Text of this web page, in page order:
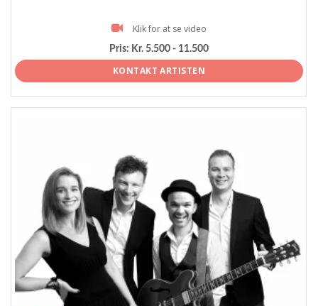
Klik for at se video
Pris: Kr. 5.500 - 11.500
KONTAKT ARTISTEN